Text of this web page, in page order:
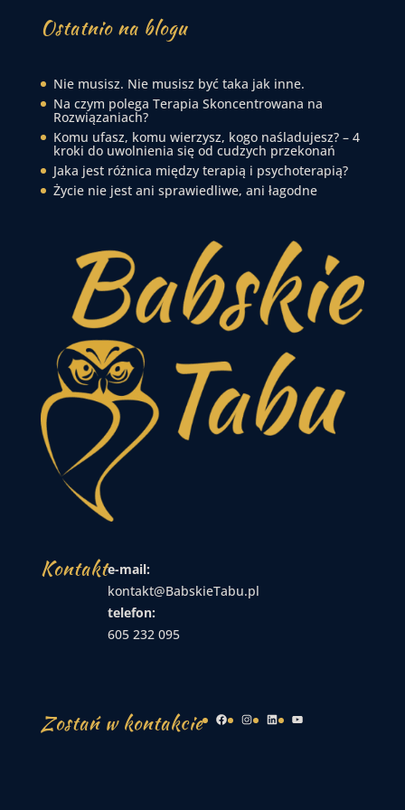
Ostatnio na blogu
Nie musisz. Nie musisz być taka jak inne.
Na czym polega Terapia Skoncentrowana na
Rozwiązaniach?
Komu ufasz, komu wierzysz, kogo naśladujesz? – 4
kroki do uwolnienia się od cudzych przekonań
Jaka jest różnica między terapią i psychoterapią?
Życie nie jest ani sprawiedliwe, ani łagodne
Kontakte-mail:
kontakt@BabskieTabu.pl
telefon:
605 232 095
Zostań w kontakcie Facebook
Instagram
LinkedInYouTube